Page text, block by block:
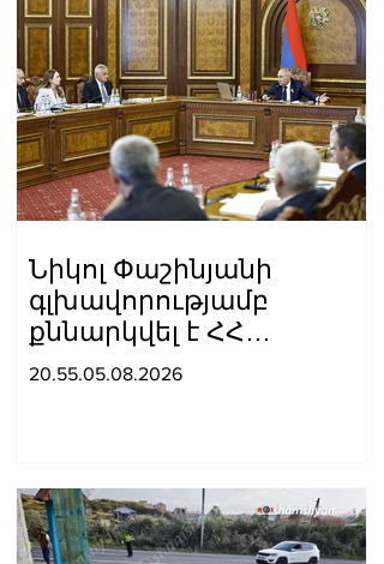
Նիկոլ Փաշինյանի
գլխավորությամբ
քննարկվել է ՀՀ
Կառավարության 2026–
20.55.05.08.2026